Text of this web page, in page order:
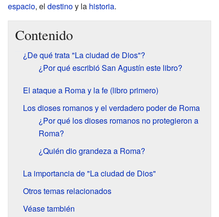
espacio, el destinoy la historia.
Contenido
¿De qué trata "La ciudad de Dios"?
¿Por qué escribió San Agustín este libro?
El ataque a Roma y la fe (libro primero)
Los dioses romanos y el verdadero poder de Roma
¿Por qué los dioses romanos no protegieron a
Roma?
¿Quién dio grandeza a Roma?
La importancia de "La ciudad de Dios"
Otros temas relacionados
Véase también